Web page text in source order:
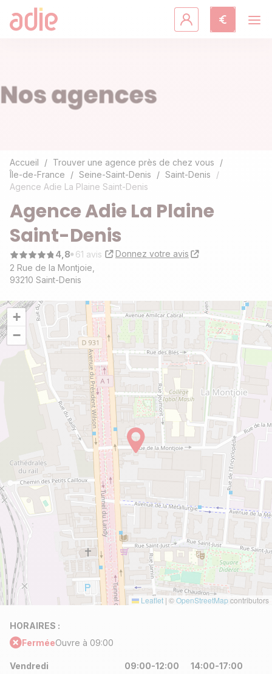
Accompagnement
Agir avec l'Adie
Découvrir l'Adie
Accueil
Trouver une agence près de chez vous
Île-de-France
Seine-Saint-Denis
Saint-Denis
Agence Adie La Plaine Saint-Denis
Agence Adie La Plaine
Saint-Denis
4,8 61 avis
Donnez votre avis
2 Rue de la Montjoie,
93210 Saint-Denis
HORAIRES :
FerméeOuvre à 09:00
Vendredi 09:00-12:00
14:00-17:00
+
−
Leaflet | ©OpenStreetMapcontributors